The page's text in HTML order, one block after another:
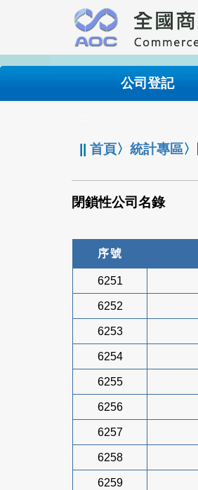
要
內
公司登記
||首頁〉統計專區〉
閉鎖性公司名錄
序號
6251
6252
6253
6254
6255
6256
6257
6258
6259